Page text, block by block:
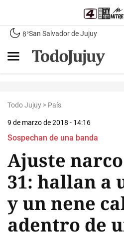
8°San Salvador de Jujuy
Todo Jujuy > País
9 de marzo de 2018 - 14:16
Sospechan de una banda
Ajuste
31: hallan a
y un nene
adentro de